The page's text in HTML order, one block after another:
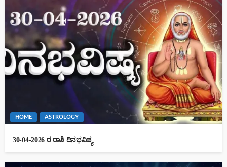
HOME ASTROLOGY
30-04-2026 ರ ರಾಶಿ ದಿನಭವಿಷ್ಯ